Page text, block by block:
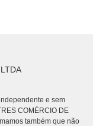
e sem
COMÉRCIO DE
também que não